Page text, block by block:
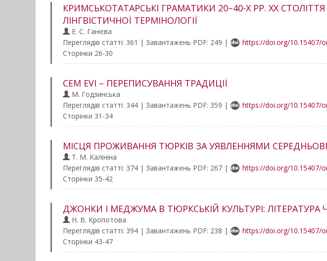
КРИМСЬКОТАТАРСЬКІ ГРАМАТИКИ 20–40-Х РР. XX
ЛІНГВІСТИЧНОЇ ТЕРМІНОЛОГІЇ
Е. С. Ганієва
Переглядів статті: 361 | Завантажень PDF: 249 |
https://doi.org/10.15407/
Сторінки 26-30
CEM EVI – ПЕРЕПИСУВАННЯ ТРАДИЦІЇ
M. Годзинська
Переглядів статті: 344 | Завантажень PDF: 359 |
https://doi.org/10.15407/
Сторінки 31-34
МІСЦЯ ПРОЖИВАННЯ ТЮРКІВ ЗА УЯВЛЕННЯМИ
Т. М. Калiнiна
Переглядів статті: 374 | Завантажень PDF: 267 |
https://doi.org/10.15407/
Сторінки 35-42
ДЖОНКИ І МЕДЖУМА В ТЮРКСЬКІЙ КУЛЬТУРІ: ЛІТЕРАТУРА
Н. В. Кропотова
Переглядів статті: 394 | Завантажень PDF: 238 |
https://doi.org/10.15407/
Сторінки 43-47